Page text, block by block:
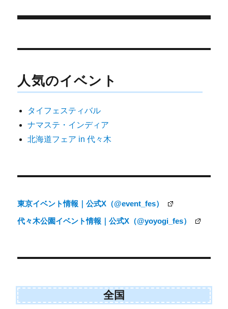
稿
ビ
ー
シ
人気のイベント
タイフェスティバル
ナマステ・インディア
北海道フェア in 代々木
東京イベント情報｜公式X（@event_fes）
代々木公園イベント情報｜公式X（@yoyogi_fes）
全国